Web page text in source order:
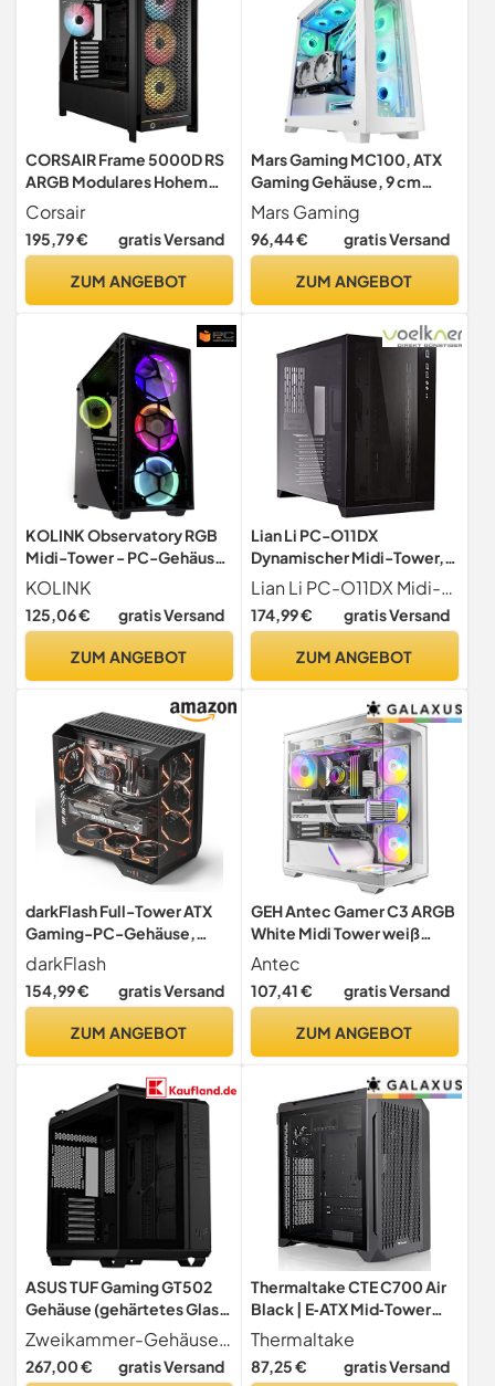
CORSAIR Frame 5000D RS
ARGB Modulares Hohem
Luftstrom Mid-Tower-PC-
Gehäuse – 4X
Vorinstallierte RS-Lüfter,
Lüfterbefestigungssystem,
Connector-Mainboards –
Corsair
195,79 € gratis Versand
ZUM ANGEBOT
Mars Gaming MC100, ATX
Gaming Gehäuse, 9 cm
FRGB Lüfter, Convect-
Cool Belüftung, Schwarz
Mars Gaming
96,44 € gratis Versand
ZUM ANGEBOT
KOLINK Observatory RGB
Midi-Tower - PC-Gehäuse
- Tempered Glass
Seitenfenster - ATX -
schwarz
KOLINK
125,06 € gratis Versand
ZUM ANGEBOT
Lian Li PC-O11DX
Dynamischer Midi-Tower,
gehärtetes Glas - schwarz Lian Li PC-O11DX Midi-Tower PC-Gehaeuse Schwarz Seitenfenster, Staubfilter
174,99 € gratis Versand
ZUM ANGEBOT
darkFlash Full-Tower ATX
Gaming-PC-Gehäuse,
Rückseitig Einsteckbares
Motherboard, Zwei
Kammern, Panorama-Glas,
Radiatoren, RTX 40-
PWM-ARGB-Lüfter,
Schwarz)
darkFlash
154,99 € gratis Versand
ZUM ANGEBOT
GEH Antec Gamer C3 ARGB
White Midi Tower weiß
Retail
Antec
107,41 € gratis Versand
ZUM ANGEBOT
ASUS TUF Gaming GT502
Gehäuse (gehärtetes Glas,
Zweikammer-Gehäuse,
Panoramablick, Frontpanel
High-Speed USB Typ-C​,
Zweikammer-Gehäuse Im Inneren des GT502 befinden sich zwei Kammern, die unabhängige Kühlzonen für die CPU und die GPU bilden
267,00 € gratis Versand
Thermaltake CTE C700 Air
Black | E‑ATX Mid‑Tower
PC‑Gehäuse | High‑Airflow |
Tempered‑Glass | leiser
Betrieb
Thermaltake
87,25 € gratis Versand